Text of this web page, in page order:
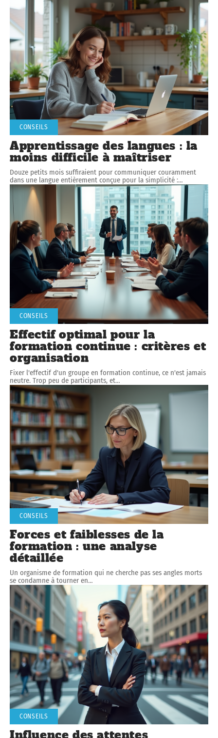
CONSEILS
Apprentissage des langues : la
moins difficile à maîtriser
Douze petits mois suffiraient pour communiquer couramment
dans une langue entièrement conçue pour la simplicité :…
CONSEILS
Effectif optimal pour la
formation continue : critères et
organisation
Fixer l'effectif d'un groupe en formation continue, ce n'est jamais
neutre. Trop peu de participants, et…
CONSEILS
Forces et faiblesses de la
formation : une analyse
détaillée
Un organisme de formation qui ne cherche pas ses angles morts
se condamne à tourner en…
CONSEILS